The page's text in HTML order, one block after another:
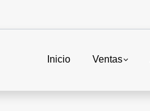
Inicio Ventas